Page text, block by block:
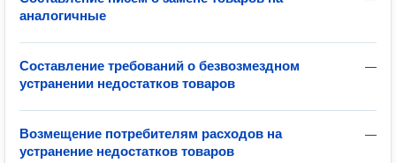
аналогичные
—
Составление требований о безвозмездном
устранении недостатков товаров
—
Возмещение потребителям расходов на
устранение недостатков товаров